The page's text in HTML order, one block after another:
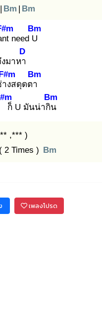
| Bm | Bm
need U
Bm
มาหา
D
งสดุดตา
Bm
ก็ U มันน่ากิน
Bm
,*** )
( 2 Times ) Bm
เพลงโปรด